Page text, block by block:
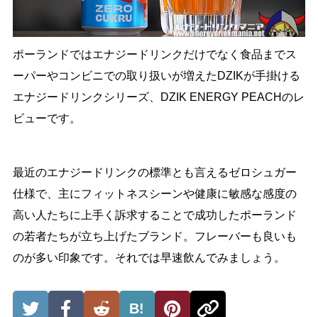
ポーランドではエナジードリンクだけでなく食品までス
ーパーやコンビニでの取り扱いが増えたDZIKが手掛ける
エナジードリンクシリーズ、DZIK ENERGY PEACHのレ
ビューです。
最近のエナジードリンクの標準とも言えるゼロシュガー
仕様で、主にフィットネスシーンや健康に敏感な感度の
高い人たちに上手く訴求することで成功したポーランド
の若者たちが立ち上げたブランド。フレーバーも良いも
のが多い印象です。それでは早速飲んでみましょう。
B!